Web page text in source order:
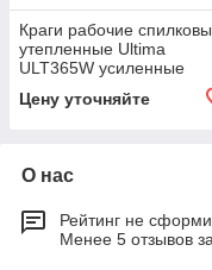
Краги рабочие
утепленные Ultima
ULT365W усиленные
Цену уточняйте
О нас
Рейтинг не
Менее 5 отзывов